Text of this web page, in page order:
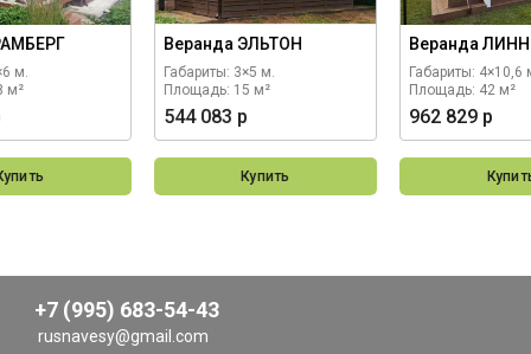
м.
м²
Веранда ЭЛЬТОН
Габариты: 3×5 м.
Площадь: 15 м²
544 083 р
Купить
Веранда
Габариты: 4×10,6
Площадь: 42 м²
962 829 р
+7 (995) 683-54-43
rusnavesy@gmail.com